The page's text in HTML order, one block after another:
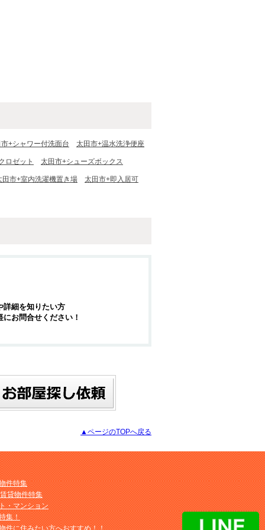
+シャワー付洗面台 太田市+温水洗浄便座
ロゼット 太田市+シューズボックス
田市+室内洗濯機置き場 太田市+即入居可
詳細を知りたい方
お問合せください！
▲ページのTOPへ戻る
件特集
貸物件特集
・マンション
集！
件に住みたい方へおすすめ！！